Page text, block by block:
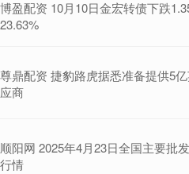
博盈配资 10月10日金宏转债下跌
23.63%
尊鼎配资 捷豹路虎据悉准备提供5
应商
顺阳网 2025年4月23日全国主要批
行情